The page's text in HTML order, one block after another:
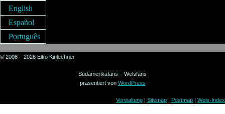
English
Español
Português
© 2006 – 2026 Elko Kinlechner
Südamerikafans – Welsfans
präsentiert von WordPress
Verwaltung | Sitemap | Postmap | Wels-Index